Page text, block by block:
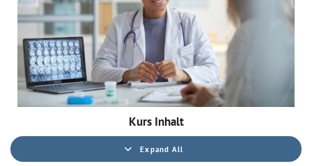
Kurs Inhalt
Expand All